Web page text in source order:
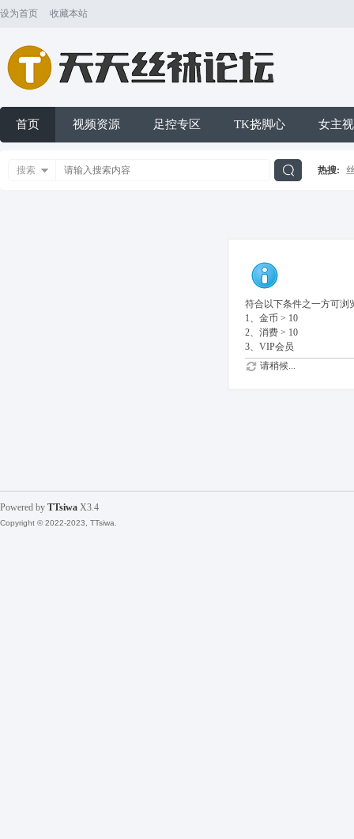
设为首页 收藏本站
首页 视频资源 足控专区 TK挠脚心 女主
搜索 热搜:
符合以下条件之一方可浏
1、金币 > 10
2、消费 > 10
3、VIP会员
请稍候...
Powered by TTsiwa X3.4
Copyright © 2022-2023, TTsiwa.